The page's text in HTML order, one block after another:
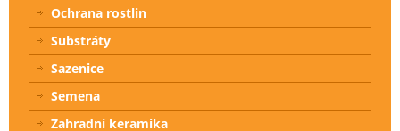
Ochrana rostlin
Substráty
Sazenice
Semena
Zahradní keramika